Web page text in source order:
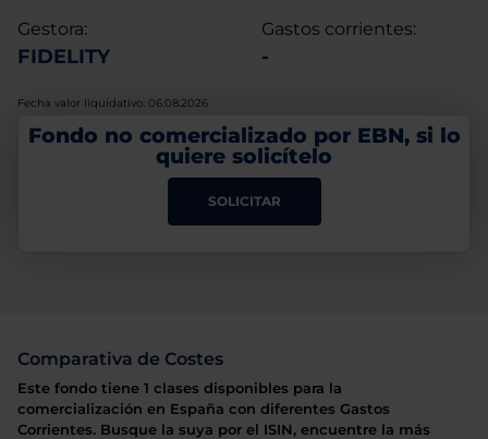
Gestora:
FIDELITY
Gastos corrientes:
-
Fecha valor liquidativo: 06.08.2026
Fondo no comercializado por EBN, si lo
quiere solicítelo
SOLICITAR
Comparativa de Costes
Este fondo tiene 1 clases disponibles para la
comercialización en España con diferentes Gastos
Corrientes. Busque la suya por el ISIN, encuentre la más